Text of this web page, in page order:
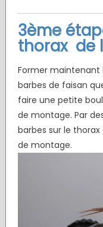
3ème
thorax de
Former maintenant
barbes de faisan
faire une petite
de montage. Par
barbes sur le
de montage.